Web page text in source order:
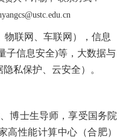
物联网、车联网），信息
子信息安全)等，大数据与
私保护、云安全）。
博士生导师，享受国务院
高性能计算中心（合肥）